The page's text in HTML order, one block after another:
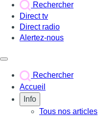
Rechercher
Direct tv
Direct radio
Alertez-nous
Rechercher
Accueil
Info
Tous nos articles